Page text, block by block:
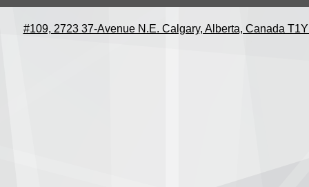
#109, 2723 37-Avenue N.E. Calgary, Alberta, Canada